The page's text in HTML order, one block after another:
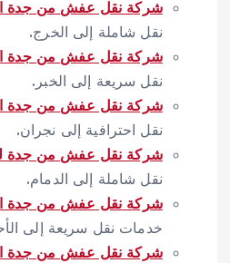
شركة نقل عفش من جدة
نقل شاملة إلى الخرج.
شركة نقل عفش من جدة
نقل سريعة إلى الخبر.
شركة نقل عفش من جدة
نقل احترافية إلى نجران.
شركة نقل عفش من جدة
نقل شاملة إلى الدمام.
شركة نقل عفش من جدة
خدمات نقل سريعة إلى
شركة نقل عفش من جدة